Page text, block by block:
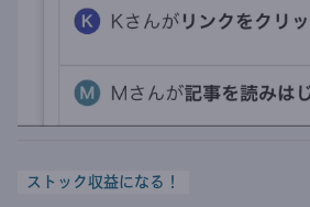
ストック収益になる！